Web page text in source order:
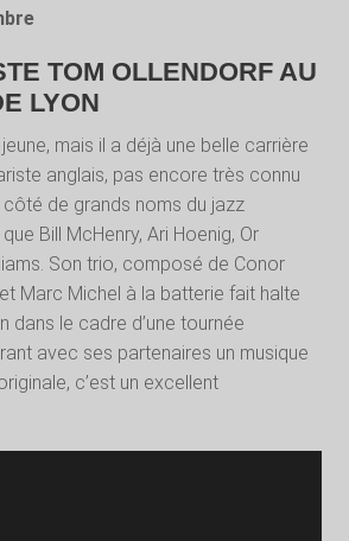
TOM OLLENDORF AU
LYON
mais il a déjà une belle carrière
anglais, pas encore très connu
de grands noms du jazz
Bill McHenry, Ari Hoenig, Or
Son trio, composé de Conor
Marc Michel à la batterie fait halte
dans le cadre d’une tournée
avec ses partenaires un musique
c’est un excellent